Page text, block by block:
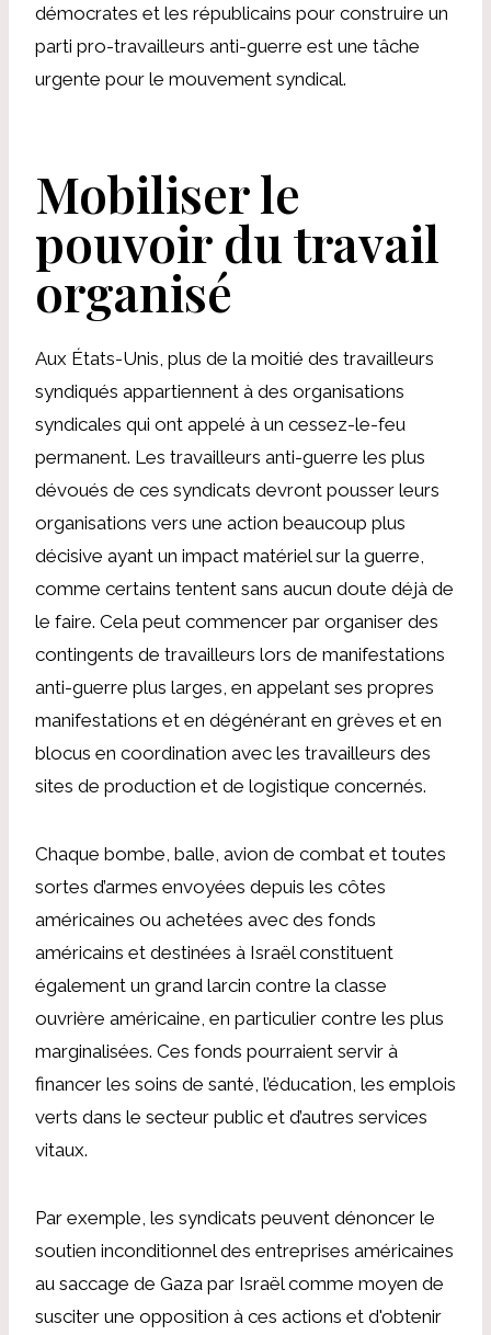
démocrates et les républicains pour construire un
parti pro-travailleurs anti-guerre est une tâche
urgente pour le mouvement syndical.
Mobiliser le
pouvoir du travail
organisé
Aux États-Unis, plus de la moitié des travailleurs
syndiqués appartiennent à des organisations
syndicales qui ont appelé à un cessez-le-feu
permanent. Les travailleurs anti-guerre les plus
dévoués de ces syndicats devront pousser leurs
organisations vers une action beaucoup plus
décisive ayant un impact matériel sur la guerre,
comme certains tentent sans aucun doute déjà de
le faire. Cela peut commencer par organiser des
contingents de travailleurs lors de manifestations
anti-guerre plus larges, en appelant ses propres
manifestations et en dégénérant en grèves et en
blocus en coordination avec les travailleurs des
sites de production et de logistique concernés.
Chaque bombe, balle, avion de combat et toutes
sortes d’armes envoyées depuis les côtes
américaines ou achetées avec des fonds
américains et destinées à Israël constituent
également un grand larcin contre la classe
ouvrière américaine, en particulier contre les plus
marginalisées. Ces fonds pourraient servir à
financer les soins de santé, l’éducation, les emplois
verts dans le secteur public et d’autres services
vitaux.
Par exemple, les syndicats peuvent dénoncer le
soutien inconditionnel des entreprises américaines
au saccage de Gaza par Israël comme moyen de
susciter une opposition à ces actions et d'obtenir